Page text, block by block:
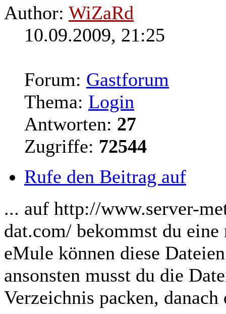
Author: WiZaRd
10.09.2009, 21:25
Forum: Gastforum
Thema: Login
Antworten: 27
Zugriffe: 72544
Rufe den Beitrag auf
... auf http://www.server-
dat.com/ bekommst du eine
eMule können diese
ansonsten musst du die
Verzeichnis packen,